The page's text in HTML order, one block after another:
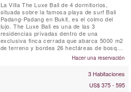
La Villa The Luxe Bali de 4 dormitorios,
situada sobre la famosa playa de surf Bali
Padang-Padang en Bukit, es el colmo del
lujo. The Luxe Bali es una de las 3
residencias privadas dentro de una
exclusiva finca cerrada que abarca 5000 m2
de terreno y bordea 26 hectáreas de bosque
virgen. Ubicada en lo alto de uno de los
mejores acantilados de Bali, la villa ofrece
de abajo, la costa de Kuta y Seminyak a lo
Hacer una reservación
3 Habitaciones
US$ 375 - 595